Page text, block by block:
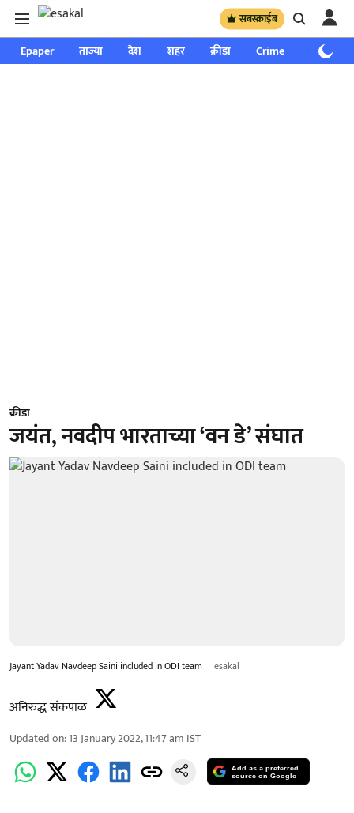
सबस्क्राईब
Epaper ताज्या देश शहर क्रीडा Crime साप्ताहिक
क्रीडा
जयंत, नवदीप भारताच्या ‘वन डे’ संघात
Jayant Yadav Navdeep Saini included in ODI team esakal
अनिरुद्ध संकपाळ
Updated on:13 January 2022, 11:47 am IST
Add as a preferred
source on Google